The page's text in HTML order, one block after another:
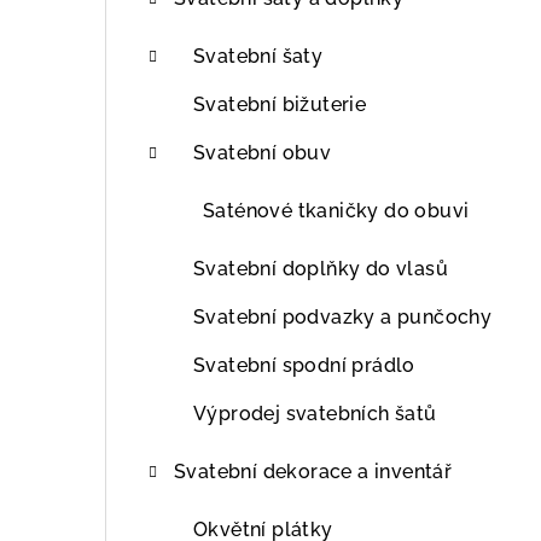
Svatební šaty
Svatební bižuterie
Svatební obuv
Saténové tkaničky do obuvi
Svatební doplňky do vlasů
Svatební podvazky a punčochy
Svatební spodní prádlo
Výprodej svatebních šatů
Svatební dekorace a inventář
Okvětní plátky